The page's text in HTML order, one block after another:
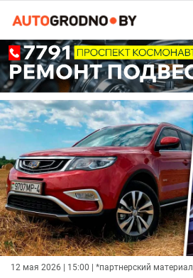
12 мая 2026 | 15:00 | *партнерский материал